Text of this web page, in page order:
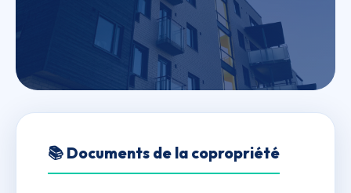
RESIDENCE LE COEUR VILLE
📚 Documents de la copropriété